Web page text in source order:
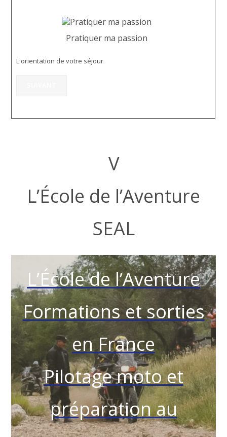
Pratiquer ma passion
L'orientation de votre séjour
V
L’École de l’Aventure
SEAL
L’École de l’Aventure
Formations et sorties
en France
Pilotage moto et
préparation au